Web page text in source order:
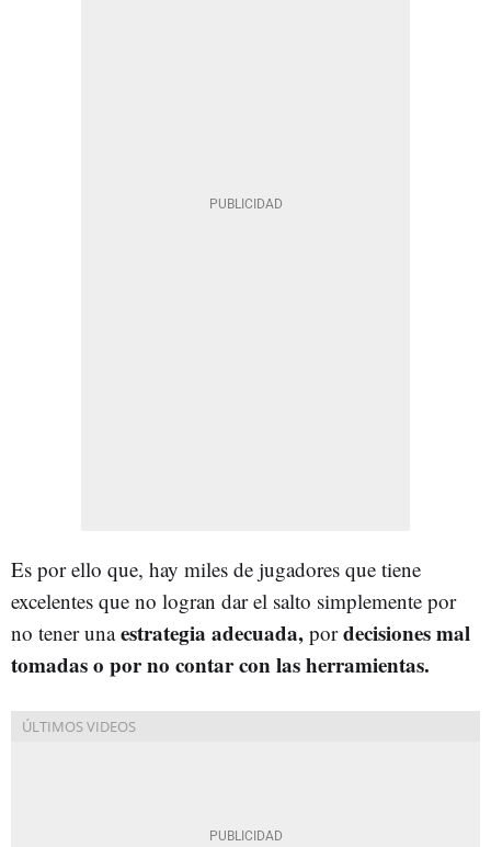
Es por ello que, hay miles de jugadores que tiene
excelentes que no logran dar el salto simplemente por
no tener unaestrategia adecuada, pordecisiones mal
tomadas o por no contar con las herramientas.